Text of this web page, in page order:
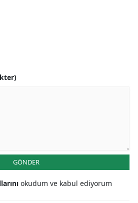
GÖNDER
okudum ve kabul ediyorum